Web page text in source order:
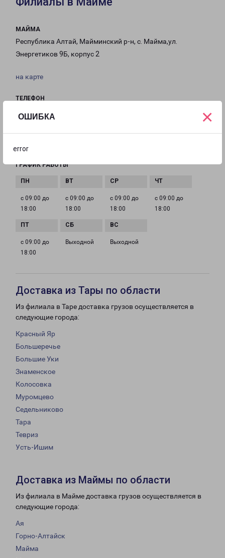
ОШИБКА
error
×
МАЙМА
Республика Алтай, Майминский р-н, с. Майма,ул.
Энергетиков 9Б, корпус 2
на карте
ТЕЛЕФОН
EMAIL
ГРАФИК РАБОТЫ
с 09:00 до
18:00
с 09:00 до
18:00
с 09:00 до
18:00
с 09:00 до
18:00
с 09:00 до
18:00
Выходной Выходной
Доставка из Тары по области
Из филиала в Таре доставка грузов осуществляется в
следующие города:
Красный Яр
Большеречье
Большие Уки
Знаменское
Колосовка
Муромцево
Седельниково
Тара
Тевриз
Усть-Ишим
Доставка из Маймы по области
Из филиала в Майме доставка грузов осуществляется в
следующие города:
Ая
Горно-Алтайск
Майма